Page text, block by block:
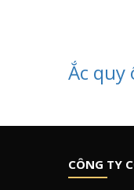
Ắc quy
CÔNG TY